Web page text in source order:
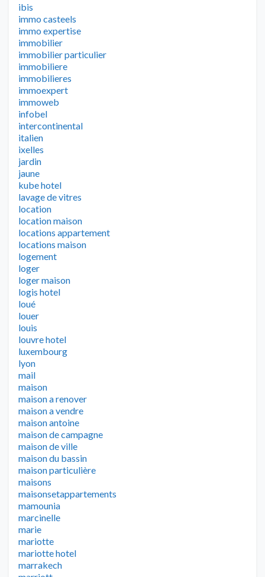
ibis
immo casteels
immo expertise
immobilier
immobilier particulier
immobiliere
immobilieres
immoexpert
immoweb
infobel
intercontinental
italien
ixelles
jardin
jaune
kube hotel
lavage de vitres
location
location maison
locations appartement
locations maison
logement
loger
loger maison
logis hotel
loué
louer
louis
louvre hotel
luxembourg
lyon
mail
maison
maison a renover
maison a vendre
maison antoine
maison de campagne
maison de ville
maison du bassin
maison particulière
maisons
maisonsetappartements
mamounia
marcinelle
marie
mariotte
mariotte hotel
marrakech